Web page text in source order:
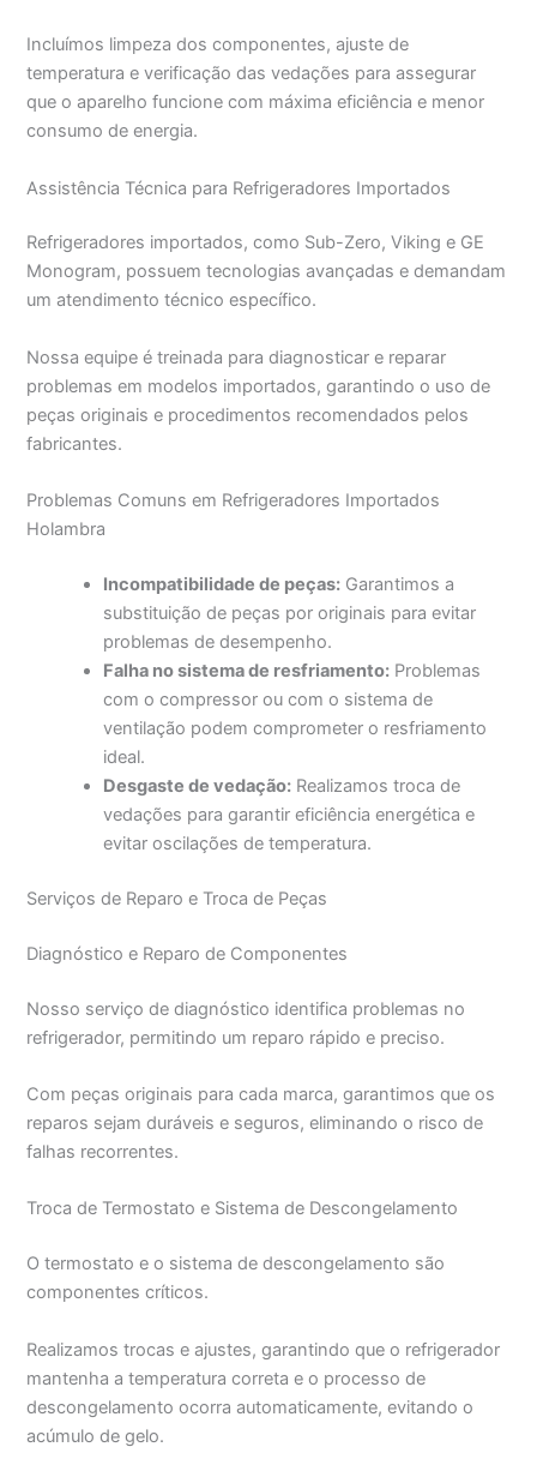
Incluímos limpeza dos componentes, ajuste de
temperatura e verificação das vedações para assegurar
que o aparelho funcione com máxima eficiência e menor
consumo de energia.
Assistência Técnica para Refrigeradores Importados
Refrigeradores importados, como Sub-Zero, Viking e GE
Monogram, possuem tecnologias avançadas e demandam
um atendimento técnico específico.
Nossa equipe é treinada para diagnosticar e reparar
problemas em modelos importados, garantindo o uso de
peças originais e procedimentos recomendados pelos
fabricantes.
Problemas Comuns em Refrigeradores Importados
Holambra
Incompatibilidade de peças: Garantimos a
substituição de peças por originais para evitar
problemas de desempenho.
Falha no sistema de resfriamento: Problemas
com o compressor ou com o sistema de
ventilação podem comprometer o resfriamento
ideal.
Desgaste de vedação: Realizamos troca de
vedações para garantir eficiência energética e
evitar oscilações de temperatura.
Serviços de Reparo e Troca de Peças
Diagnóstico e Reparo de Componentes
Nosso serviço de diagnóstico identifica problemas no
refrigerador, permitindo um reparo rápido e preciso.
Com peças originais para cada marca, garantimos que os
reparos sejam duráveis e seguros, eliminando o risco de
falhas recorrentes.
Troca de Termostato e Sistema de Descongelamento
O termostato e o sistema de descongelamento são
componentes críticos.
Realizamos trocas e ajustes, garantindo que o refrigerador
mantenha a temperatura correta e o processo de
descongelamento ocorra automaticamente, evitando o
acúmulo de gelo.